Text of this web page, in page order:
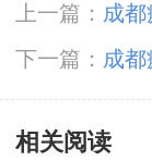
上一篇： 成
素有什么?
下一篇： 成
相关阅读